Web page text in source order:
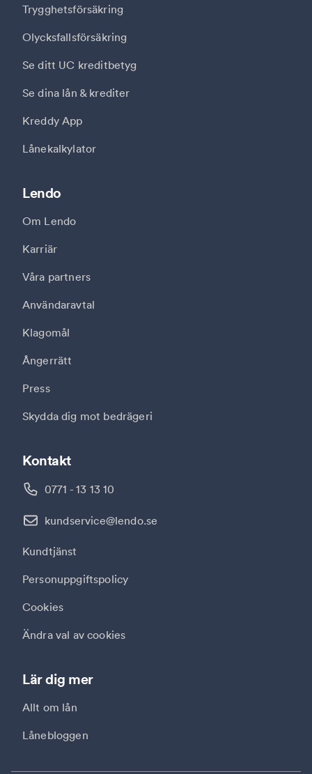
Trygghetsförsäkring
Olycksfallsförsäkring
Se ditt UC kreditbetyg
Se dina lån & krediter
Kreddy App
Lånekalkylator
Lär dig mer
Allt om lån
Lånebloggen
Kontakt
0771 - 13 13 10
kundservice@lendo.se
Kundtjänst
Personuppgiftspolicy
Cookies
Ändra val av cookies
Lendo
Om Lendo
Karriär
Våra partners
Användaravtal
Klagomål
Ångerrätt
Press
Skydda dig mot bedrägeri